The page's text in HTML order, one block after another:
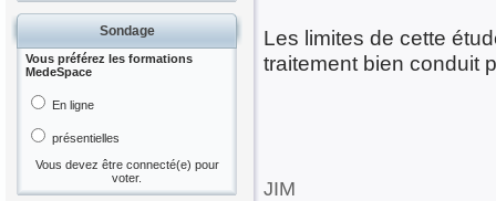
Sondage
Vous préférez les formations
MedeSpace
En ligne
présentielles
Vous devez être connecté(e) pour
voter.
Les limites de cette
traitement bien conduit
JIM